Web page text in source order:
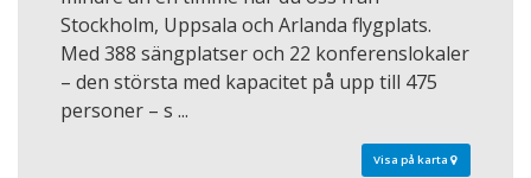
Stockholm, Uppsala och Arlanda flygplats.
Med 388 sängplatser och 22 konferenslokaler
– den största med kapacitet på upp till 475
personer – s ...
Visa på karta